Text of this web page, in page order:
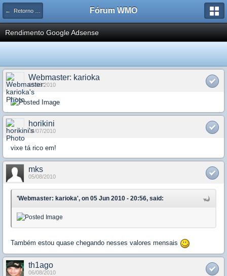
← Retorno Financeiro Fórum WMO
Rendimento Google Adsense
Webmaster: karioka
05/06/2010
horikini
04/07/2010
vixe tá rico em!
mks
05/08/2010
'Webmaster: karioka', on 05 Jun 2010 - 20:56, said:
Também estou quase chegando nesses valores mensais
th1ago
06/08/2010